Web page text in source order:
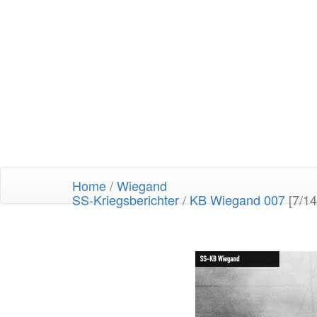
Home/Wiegand
SS-Kriegsberichter/ KB Wiegand 007 [7/